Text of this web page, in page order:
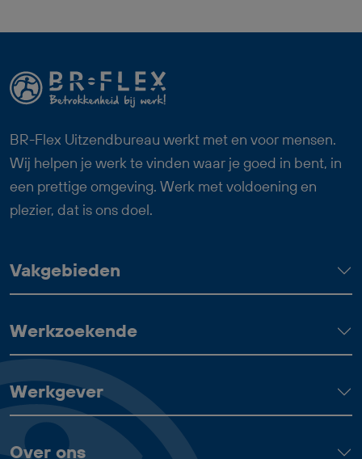
Technische Dienst past goed bij iemand
die techniek en organisatie graag
combineert. Je krijgt veel
verantwoordelijkheid, ruimte om mee te
denken en goede arbeidsvoorwaarden,
waaronder 24 vakantiedagen, 13 ADV-
BR-Flex Uitzendbureau werkt met en voor mensen.
Wij helpen je werk te vinden waar je goed in bent, in
een prettige omgeving. Werk met voldoening en
plezier, dat is ons doel.
Vakgebieden
Werkzoekende
Werkgever
Over ons